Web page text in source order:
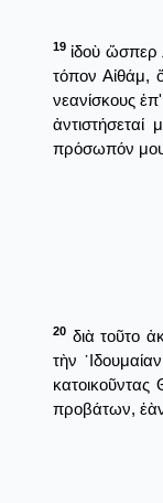
19 ἰδοὺ ὥσπερ
τόπον Αἰθάμ,
νεανίσκους
ἀντιστήσεταί
πρόσωπόν
20 διὰ τοῦτο
τὴν
προβάτων,